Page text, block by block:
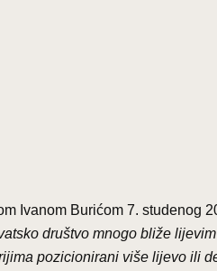
Ivanom Burićom 7. studenog
društvo mnogo bliže
pozicionirani više lijevo ili